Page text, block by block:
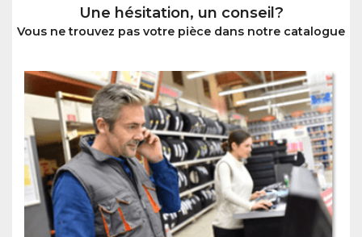
Une hésitation, un conseil?
Vous ne trouvez pas votre pièce dans notre catalogue